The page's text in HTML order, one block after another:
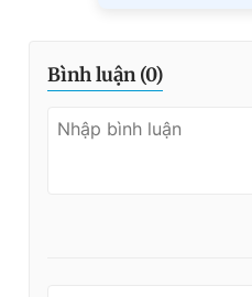
Bình luận (0)